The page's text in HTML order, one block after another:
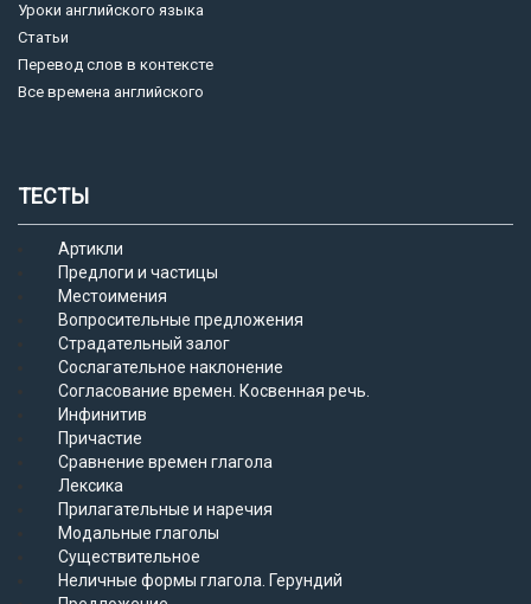
Уроки английского языка
Статьи
Перевод слов в контексте
Все времена английского
ТЕСТЫ
Артикли
Предлоги и частицы
Местоимения
Вопросительные предложения
Страдательный залог
Сослагательное наклонение
Согласование времен. Косвенная речь.
Инфинитив
Причастие
Сравнение времен глагола
Лексика
Прилагательные и наречия
Модальные глаголы
Существительное
Неличные формы глагола. Герундий